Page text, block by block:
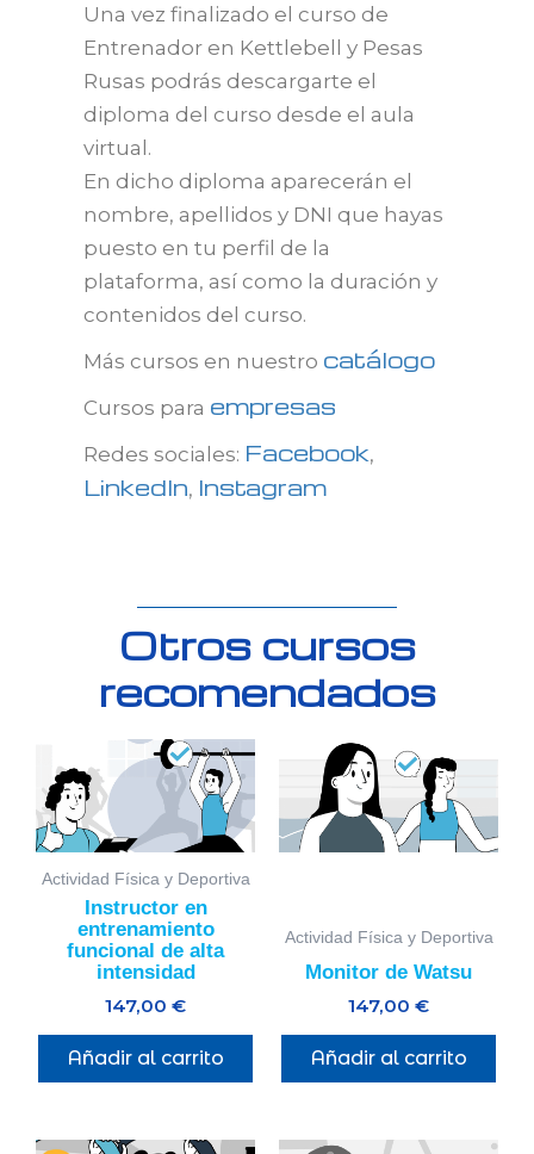
Una vez finalizado el curso de
Entrenador en Kettlebell y Pesas
Rusas podrás descargarte el
diploma del curso desde el aula
virtual.
En dicho diploma aparecerán el
nombre, apellidos y DNI que hayas
puesto en tu perfil de la
plataforma, así como la duración y
contenidos del curso.
Más cursos en nuestro catálogo
Cursos para empresas
Redes sociales: Facebook,
LinkedIn, Instagram
Otros cursos
recomendados
Actividad Física y Deportiva
Instructor en
entrenamiento
funcional de alta
intensidad
147,00 €
Añadir al carrito
Actividad Física y Deportiva
Monitor de Watsu
147,00 €
Añadir al carrito